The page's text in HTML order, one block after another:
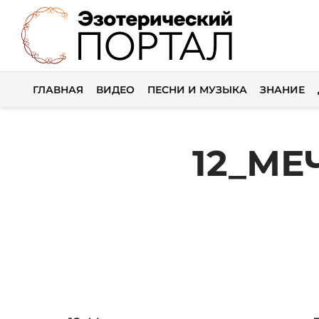
ГЛАВНАЯ ВИДЕО ПЕСНИ И МУЗЫКА ЗНАНИЕ